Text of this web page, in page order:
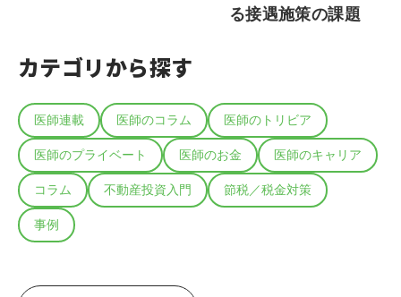
る接遇施策の課題
カテゴリから探す
医師連載 医師のコラム 医師のトリビア
医師のプライベート 医師のお金 医師のキャリア
コラム 不動産投資入門 節税／税金対策
事例